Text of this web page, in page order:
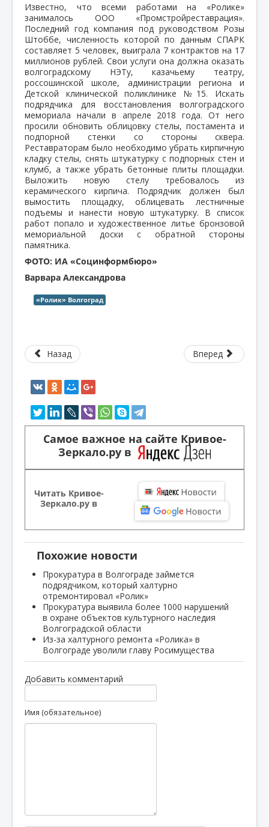
Известно, что всеми работами на «Ролике»
занималось ООО «Промстройреставрация».
Последний год компания под руководством Розы
Штоббе, численность которой по данным СПАРК
составляет 5 человек, выиграла 7 контрактов на 17
миллионов рублей. Свои услуги она должна оказать
волгоградскому НЭТу, казачьему театру,
россошинской школе, администрации региона и
Детской клинической поликлинике №15. Искать
подрядчика для восстановления волгоградского
мемориала начали в апреле 2018 года. От него
просили обновить облицовку стелы, постамента и
подпорной стенки со стороны сквера.
Реставраторам было необходимо убрать кирпичную
кладку стелы, снять штукатурку с подпорных стен и
клумб, а также убрать бетонные плиты площадки.
Выложить новую стелу требовалось из
керамического кирпича. Подрядчик должен был
вымостить площадку, облицевать лестничные
подъемы и нанести новую штукатурку. В список
работ попало и художественное литье бронзовой
мемориальной доски с обратной стороны
памятника.
ФОТО: ИА «Социнформбюро»
Варвара Александрова
«Ролик» Волгоград
Назад Вперед
Самое важное на сайте Кривое-
Зеркало.ру в
Читать Кривое-
Зеркало.ру в
Похожие новости
Прокуратура в Волгограде займется
подрядчиком, который халтурно
отремонтировал «Ролик»
Прокуратура выявила более 1000 нарушений
в охране объектов культурного наследия
Волгоградской области
Из-за халтурного ремонта «Ролика» в
Волгограде уволили главу Росимущества
Добавить комментарий
Имя (обязательное)